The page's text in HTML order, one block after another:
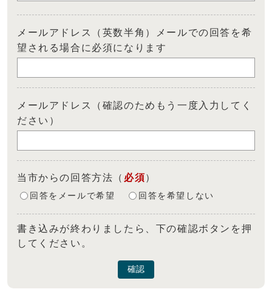
メールアドレス（英数半角）メールでの回答を希
望される場合に必須になります
メールアドレス（確認のためもう一度入力してく
ださい）
当市からの回答方法 （ 必須）
回答をメールで希望 回答を希望しない
書き込みが終わりましたら、下の確認ボタンを押
してください。
確認